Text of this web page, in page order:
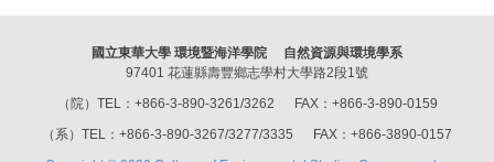
國立東華大學 環境暨海洋學院 自然資源與環境學系
97401 花蓮縣壽豐鄉志學村大學路2段1號
（院）TEL：+866-3-890-3261/3262 FAX：+866-3-890-0159
（系）TEL：+866-3-890-3267/3277/3335 FAX：+866-3890-0157